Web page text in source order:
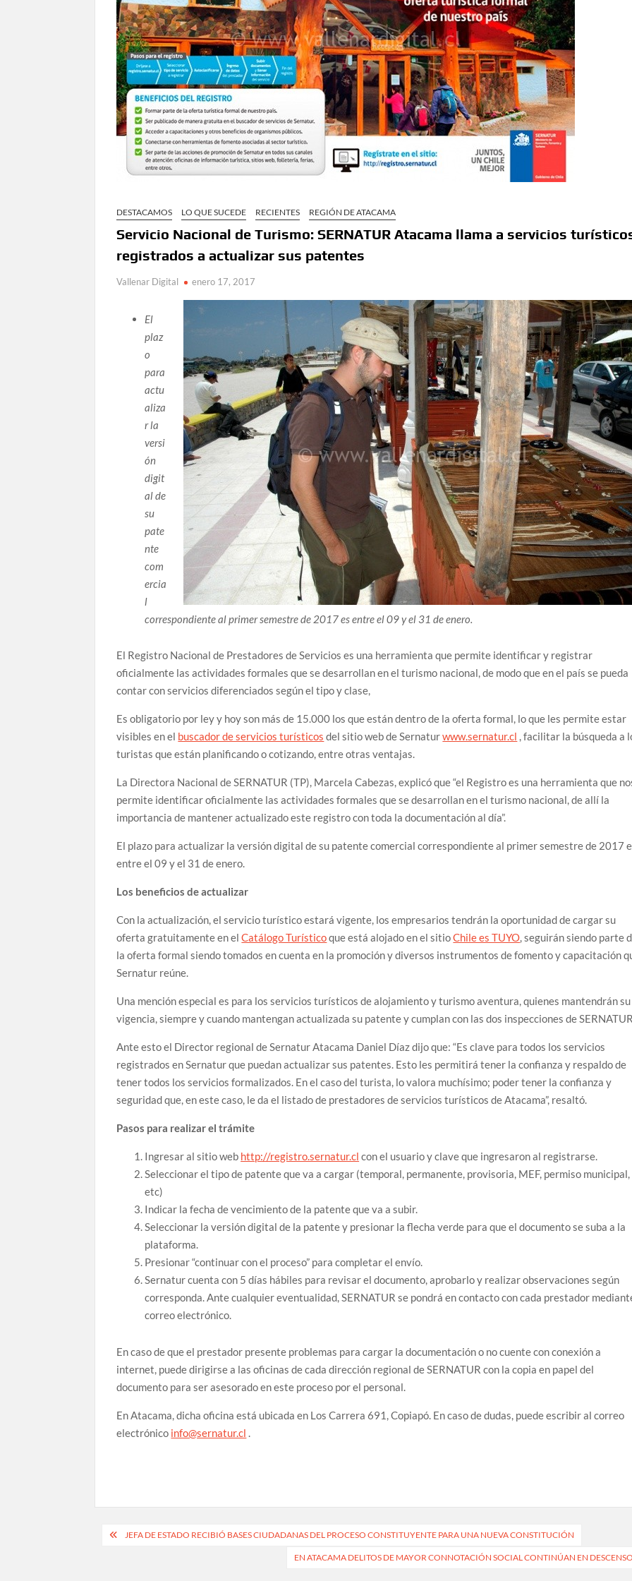
DESTACAMOS LO QUE SUCEDE RECIENTES REGIÓN DE ATACAMA
Servicio Nacional de Turismo: SERNATUR Atacama llama a servicios
registrados a actualizar sus patentes
Vallenar Digital enero 17, 2017
El
plaz
o
para
actu
aliza
r la
versi
ón
digit
al de
su
pate
nte
com
ercia
l
correspondiente al primer semestre de 2017 es entre el 09 y el 31 de enero.
El Registro Nacional de Prestadores de Servicios es una herramienta que permite identificar y registrar
oficialmente las actividades formales que se desarrollan en el turismo nacional, de modo que en el país se pueda
contar con servicios diferenciados según el tipo y clase,
Es obligatorio por ley y hoy son más de 15.000 los que están dentro de la oferta formal, lo que les permite estar
visibles en el buscador de servicios turísticos del sitio web de Sernaturwww.sernatur.cl , facilitar la búsqueda a
turistas que están planificando o cotizando, entre otras ventajas.
La Directora Nacional de SERNATUR (TP), Marcela Cabezas, explicó que “el Registro es una herramienta que
permite identificar oficialmente las actividades formales que se desarrollan en el turismo nacional, de allí la
importancia de mantener actualizado este registro con toda la documentación al día”.
El plazo para actualizar la versión digital de su patente comercial correspondiente al primer semestre de 2017
entre el 09 y el 31 de enero.
Los beneficios de actualizar
Con la actualización, el servicio turístico estará vigente, los empresarios tendrán la oportunidad de cargar su
oferta gratuitamente en elCatálogo Turísticoque está alojado en el sitioChile es TUYO, seguirán siendo parte
la oferta formal siendo tomados en cuenta en la promoción y diversos instrumentos de fomento y capacitación
Sernatur reúne.
Una mención especial es para los servicios turísticos de alojamiento y turismo aventura, quienes mantendrán su
vigencia, siempre y cuando mantengan actualizada su patente y cumplan con las dos inspecciones de
Ante esto el Director regional de Sernatur Atacama Daniel Díaz dijo que: “Es clave para todos los servicios
registrados en Sernatur que puedan actualizar sus patentes. Esto les permitirá tener la confianza y respaldo de
tener todos los servicios formalizados. En el caso del turista, lo valora muchísimo; poder tener la confianza y
seguridad que, en este caso, le da el listado de prestadores de servicios turísticos de Atacama”, resaltó.
Pasos para realizar el trámite
Ingresar al sitio web http://registro.sernatur.cl con el usuario y clave que ingresaron al registrarse.
Seleccionar el tipo de patente que va a cargar (temporal, permanente, provisoria, MEF, permiso municipal,
etc)
Indicar la fecha de vencimiento de la patente que va a subir.
Seleccionar la versión digital de la patente y presionar la flecha verde para que el documento se suba a la
plataforma.
Presionar “continuar con el proceso” para completar el envío.
Sernatur cuenta con 5 días hábiles para revisar el documento, aprobarlo y realizar observaciones según
corresponda. Ante cualquier eventualidad, SERNATUR se pondrá en contacto con cada prestador
correo electrónico.
En caso de que el prestador presente problemas para cargar la documentación o no cuente con conexión a
internet, puede dirigirse a las oficinas de cada dirección regional de SERNATUR con la copia en papel del
documento para ser asesorado en este proceso por el personal.
En Atacama, dicha oficina está ubicada en Los Carrera 691, Copiapó. En caso de dudas, puede escribir al correo
electrónico info@sernatur.cl
Navegación
JEFA DE ESTADO RECIBIÓ BASES CIUDADANAS DEL PROCESO CONSTITUYENTE PARA UNA NUEVA CONSTITUCIÓN
EN ATACAMA DELITOS DE MAYOR CONNOTACIÓN SOCIAL CONTINÚAN EN